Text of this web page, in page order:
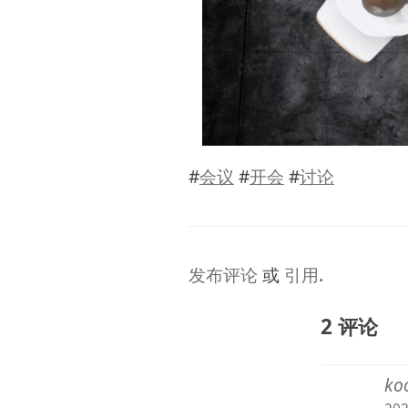
#会议 #开会 #讨论
发布评论 或 引用.
2 评论